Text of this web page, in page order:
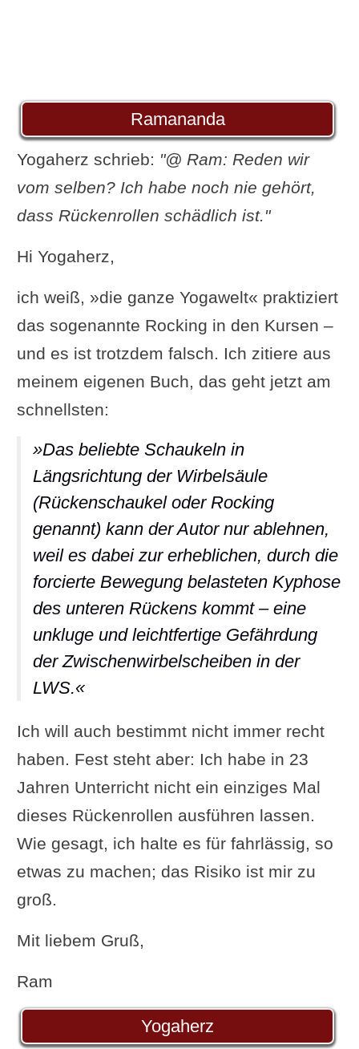
Ramananda
Yogaherz schrieb: "@ Ram: Reden wir
vom selben? Ich habe noch nie gehört,
dass Rückenrollen schädlich ist."
Hi Yogaherz,
ich weiß, »die ganze Yogawelt« praktiziert
das sogenannte Rocking in den Kursen –
und es ist trotzdem falsch. Ich zitiere aus
meinem eigenen Buch, das geht jetzt am
schnellsten:
»Das beliebte Schaukeln in
Längsrichtung der Wirbelsäule
(Rückenschaukel oder Rocking
genannt) kann der Autor nur ablehnen,
weil es dabei zur erheblichen, durch die
forcierte Bewegung belasteten Kyphose
des unteren Rückens kommt – eine
unkluge und leichtfertige Gefährdung
der Zwischenwirbelscheiben in der
LWS.«
Ich will auch bestimmt nicht immer recht
haben. Fest steht aber: Ich habe in 23
Jahren Unterricht nicht ein einziges Mal
dieses Rückenrollen ausführen lassen.
Wie gesagt, ich halte es für fahrlässig, so
etwas zu machen; das Risiko ist mir zu
groß.
Mit liebem Gruß,
Ram
Yogaherz